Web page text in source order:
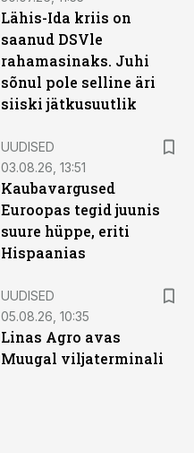
Lähis-Ida kriis on
saanud DSVle
rahamasinaks. Juhi
sõnul pole selline äri
siiski jätkusuutlik
UUDISED
03.08.26, 13:51
Kaubavargused
Euroopas tegid juunis
suure hüppe, eriti
Hispaanias
UUDISED
05.08.26, 10:35
Linas Agro avas
Muugal viljaterminali